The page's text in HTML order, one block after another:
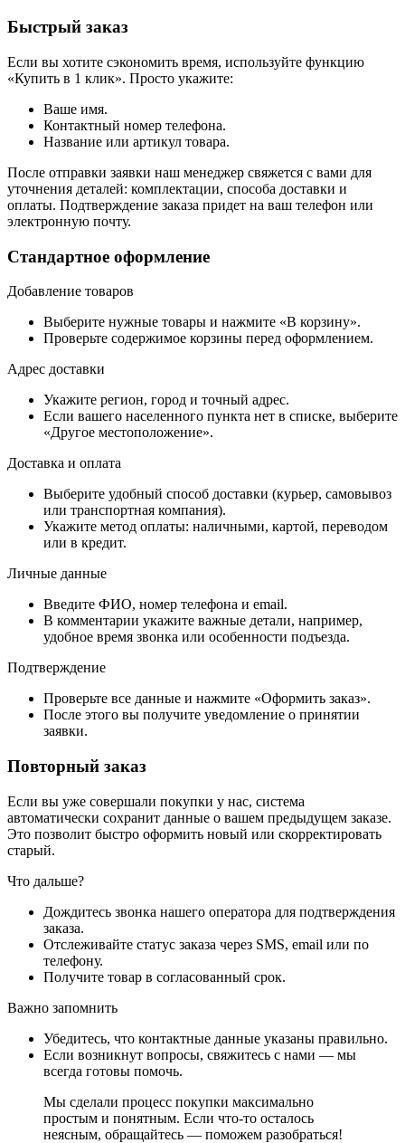
Быстрый заказ
Если вы хотите сэкономить время, используйте функцию
«Купить в 1 клик». Просто укажите:
Ваше имя.
Контактный номер телефона.
Название или артикул товара.
После отправки заявки наш менеджер свяжется с вами для
уточнения деталей: комплектации, способа доставки и
оплаты. Подтверждение заказа придет на ваш телефон или
электронную почту.
Стандартное оформление
Добавление товаров
Выберите нужные товары и нажмите «В корзину».
Проверьте содержимое корзины перед оформлением.
Адрес доставки
Укажите регион, город и точный адрес.
Если вашего населенного пункта нет в списке, выберите
«Другое местоположение».
Доставка и оплата
Выберите удобный способ доставки (курьер, самовывоз
или транспортная компания).
Укажите метод оплаты: наличными, картой, переводом
или в кредит.
Личные данные
Введите ФИО, номер телефона и email.
В комментарии укажите важные детали, например,
удобное время звонка или особенности подъезда.
Подтверждение
Проверьте все данные и нажмите «Оформить заказ».
После этого вы получите уведомление о принятии
заявки.
Повторный заказ
Если вы уже совершали покупки у нас, система
автоматически сохранит данные о вашем предыдущем заказе.
Это позволит быстро оформить новый или скорректировать
старый.
Что дальше?
Дождитесь звонка нашего оператора для подтверждения
заказа.
Отслеживайте статус заказа через SMS, email или по
телефону.
Получите товар в согласованный срок.
Важно запомнить
Убедитесь, что контактные данные указаны правильно.
Если возникнут вопросы, свяжитесь с нами — мы
всегда готовы помочь.
Мы сделали процесс покупки максимально
простым и понятным. Если что-то осталось
неясным, обращайтесь — поможем разобраться!